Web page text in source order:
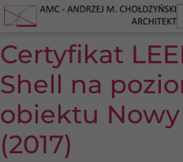
Certyfikat
Shell na
obiektu Nowy
(2017)